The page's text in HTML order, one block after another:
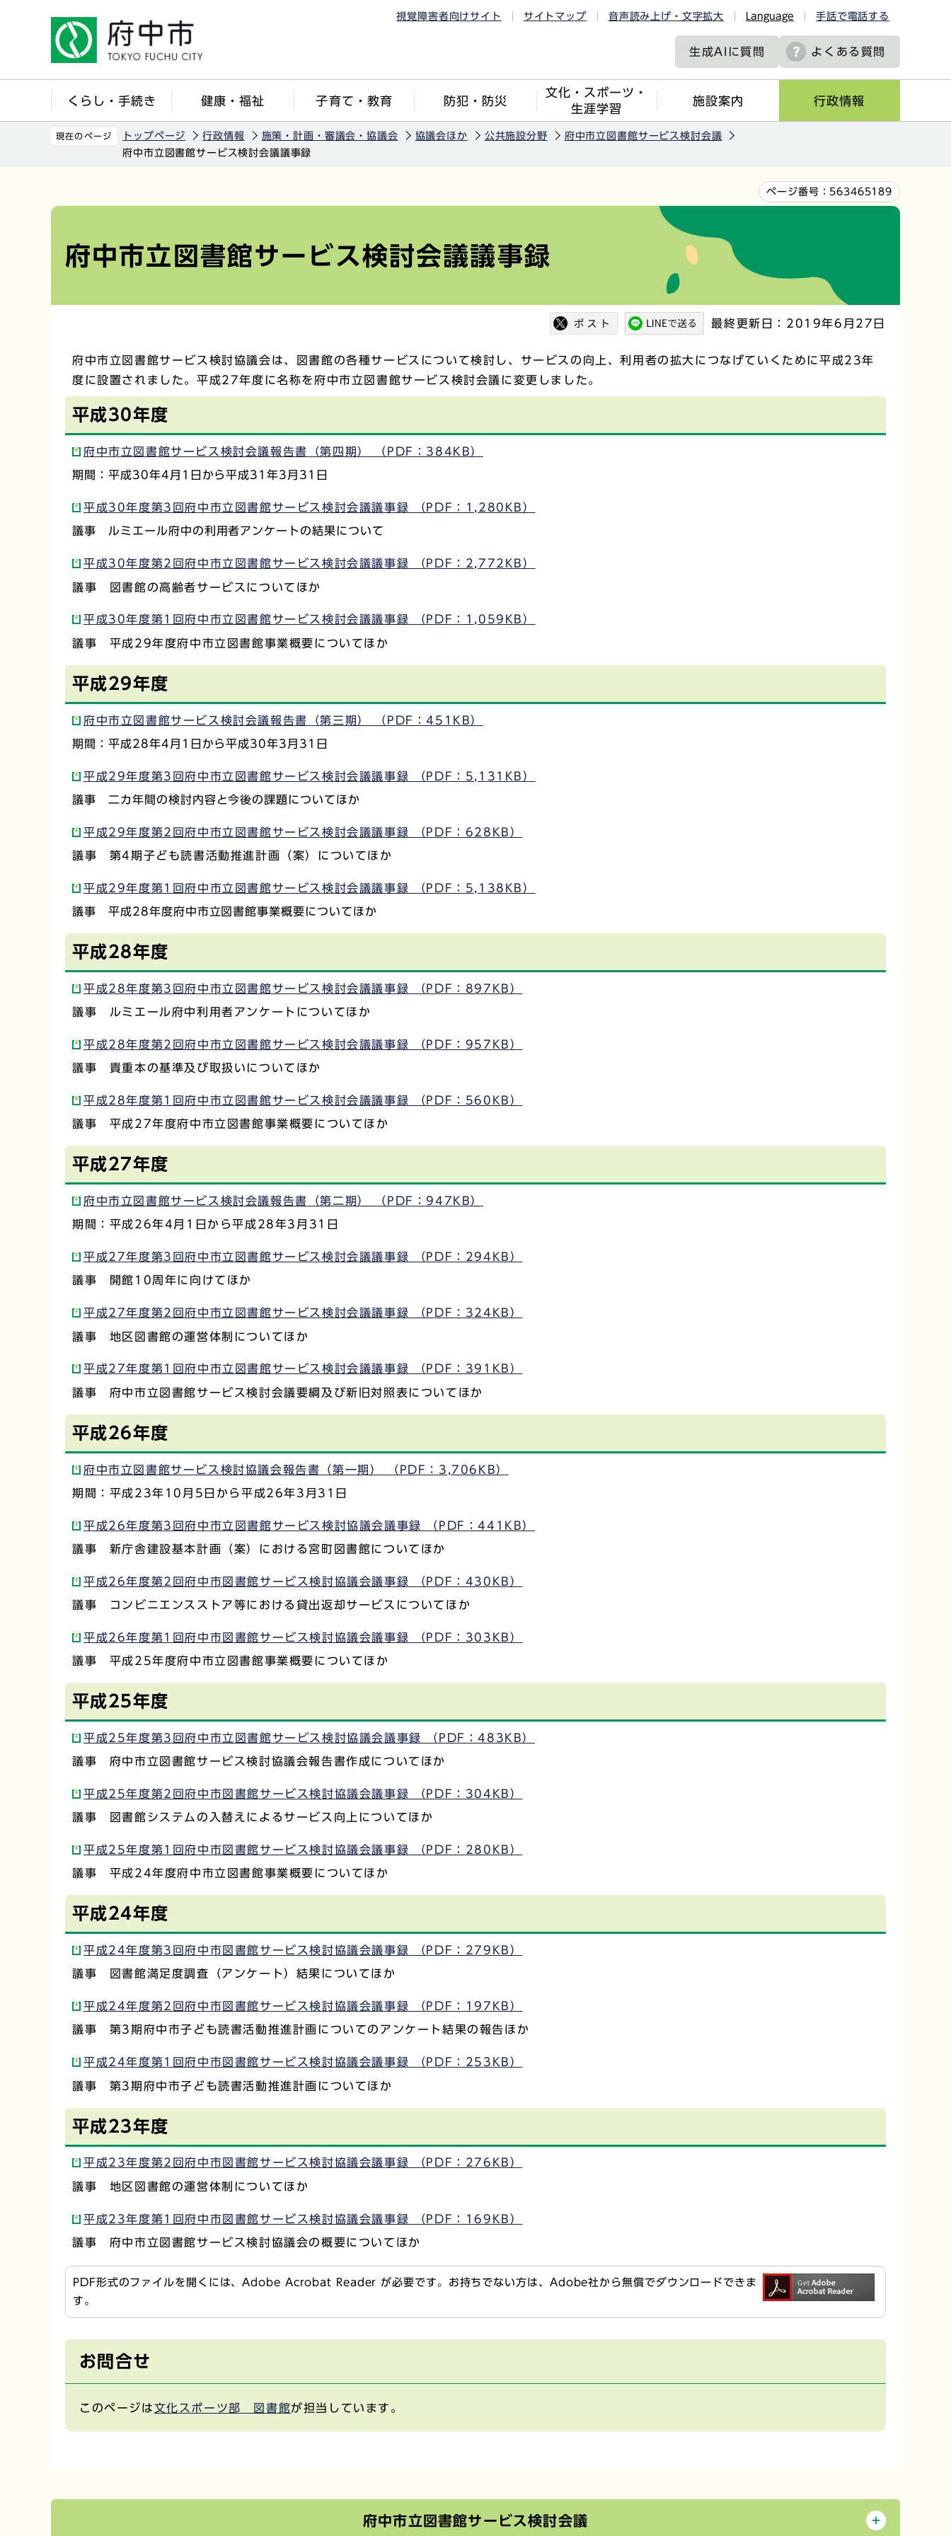
視覚障害者向けサイト サイトマップ 音声読み上げ・文字拡大 Language 手話で電話する
生成AIに質問 よくある質問
くらし・手続き 健康・福祉 子育て・教育 防犯・防災
文化・スポーツ・
生涯学習
施設案内 行政情報
現在のページ トップページ 行政情報 施策・計画・審議会・協議会 協議会ほか 公共施設分野
府中市立図書館サービス検討会議
府中市立図書館サービス検討会議議事録
ページ番号： 563465189
府中市立図書館サービス検討会議議事録
最終更新日：2019年6月27日
府中市立図書館サービス検討協議会は、図書館の各種サービスについて検討し、サービスの向上、利用者の拡大につなげていくために平成23年
度に設置されました。平成27年度に名称を府中市立図書館サービス検討会議に変更しました。
平成30年度
府中市立図書館サービス検討会議報告書（第四期） （PDF：384KB）
期間：平成30年4月1日から平成31年3月31日
平成30年度第3回府中市立図書館サービス検討会議議事録 （PDF：1,280KB）
議事 ルミエール府中の利用者アンケートの結果について
平成30年度第2回府中市立図書館サービス検討会議議事録 （PDF：2,772KB）
議事 図書館の高齢者サービスについてほか
平成30年度第1回府中市立図書館サービス検討会議議事録 （PDF：1,059KB）
議事 平成29年度府中市立図書館事業概要についてほか
平成29年度
府中市立図書館サービス検討会議報告書（第三期） （PDF：451KB）
期間：平成28年4月1日から平成30年3月31日
平成29年度第3回府中市立図書館サービス検討会議議事録 （PDF：5,131KB）
議事 二カ年間の検討内容と今後の課題についてほか
平成29年度第2回府中市立図書館サービス検討会議議事録 （PDF：628KB）
議事 第4期子ども読書活動推進計画（案）についてほか
平成29年度第1回府中市立図書館サービス検討会議議事録 （PDF：5,138KB）
議事 平成28年度府中市立図書館事業概要についてほか
平成28年度
平成28年度第3回府中市立図書館サービス検討会議議事録 （PDF：897KB）
議事 ルミエール府中利用者アンケートについてほか
平成28年度第2回府中市立図書館サービス検討会議議事録 （PDF：957KB）
議事 貴重本の基準及び取扱いについてほか
平成28年度第1回府中市立図書館サービス検討会議議事録 （PDF：560KB）
議事 平成27年度府中市立図書館事業概要についてほか
平成27年度
府中市立図書館サービス検討会議報告書（第二期） （PDF：947KB）
期間：平成26年4月1日から平成28年3月31日
平成27年度第3回府中市立図書館サービス検討会議議事録 （PDF：294KB）
議事 開館10周年に向けてほか
平成27年度第2回府中市立図書館サービス検討会議議事録 （PDF：324KB）
議事 地区図書館の運営体制についてほか
平成27年度第1回府中市立図書館サービス検討会議議事録 （PDF：391KB）
議事 府中市立図書館サービス検討会議要綱及び新旧対照表についてほか
平成26年度
府中市立図書館サービス検討協議会報告書（第一期） （PDF：3,706KB）
期間：平成23年10月5日から平成26年3月31日
平成26年度第3回府中市立図書館サービス検討協議会議事録 （PDF：441KB）
議事 新庁舎建設基本計画（案）における宮町図書館についてほか
平成26年度第2回府中市図書館サービス検討協議会議事録 （PDF：430KB）
議事 コンビニエンスストア等における貸出返却サービスについてほか
平成26年度第1回府中市図書館サービス検討協議会議事録 （PDF：303KB）
議事 平成25年度府中市立図書館事業概要についてほか
平成25年度
平成25年度第3回府中市立図書館サービス検討協議会議事録 （PDF：483KB）
議事 府中市立図書館サービス検討協議会報告書作成についてほか
平成25年度第2回府中市図書館サービス検討協議会議事録 （PDF：304KB）
議事 図書館システムの入替えによるサービス向上についてほか
平成25年度第1回府中市図書館サービス検討協議会議事録 （PDF：280KB）
議事 平成24年度府中市立図書館事業概要についてほか
平成24年度
平成24年度第3回府中市図書館サービス検討協議会議事録 （PDF：279KB）
議事 図書館満足度調査（アンケート）結果についてほか
平成24年度第2回府中市図書館サービス検討協議会議事録 （PDF：197KB）
議事 第3期府中市子ども読書活動推進計画についてのアンケート結果の報告ほか
平成24年度第1回府中市図書館サービス検討協議会議事録 （PDF：253KB）
議事 第3期府中市子ども読書活動推進計画についてほか
平成23年度
平成23年度第2回府中市図書館サービス検討協議会議事録 （PDF：276KB）
議事 地区図書館の運営体制についてほか
平成23年度第1回府中市図書館サービス検討協議会議事録 （PDF：169KB）
議事 府中市立図書館サービス検討協議会の概要についてほか
PDF形式のファイルを開くには、Adobe Acrobat Reader が必要です。お持ちでない方は、Adobe社から無償でダウンロードできま
す。
お問合せ
このページは文化スポーツ部 図書館が担当しています。
府中市立図書館サービス検討会議